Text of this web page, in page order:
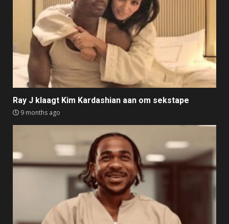
Ray J klaagt Kim Kardashian aan om sekstape
9 months ago